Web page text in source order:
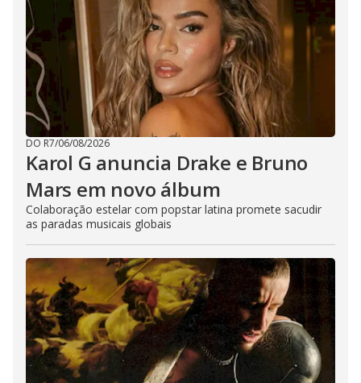
DO R7/06/08/2026
Karol G anuncia Drake e Bruno
Mars em novo álbum
Colaboração estelar com popstar latina promete sacudir
as paradas musicais globais